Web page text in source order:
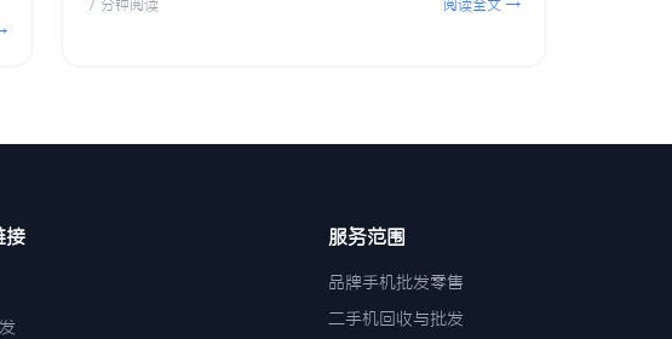
7 分钟阅读 阅读全文 →
接 服务范围
品牌手机批发零售
二手机回收与批发